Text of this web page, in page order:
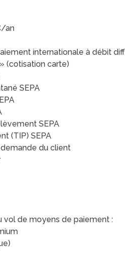
an
internationale à débit
(cotisation carte)
SEPA
SEPA
(TIP) SEPA
demande du client
vol de moyens de paiement :